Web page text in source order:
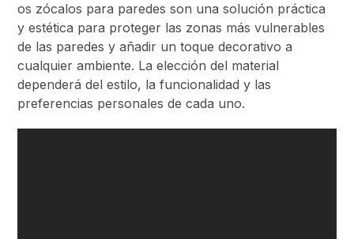
os zócalos para paredes son una solución práctica
y estética para proteger las zonas más vulnerables
de las paredes y añadir un toque decorativo a
cualquier ambiente. La elección del material
dependerá del estilo, la funcionalidad y las
preferencias personales de cada uno.